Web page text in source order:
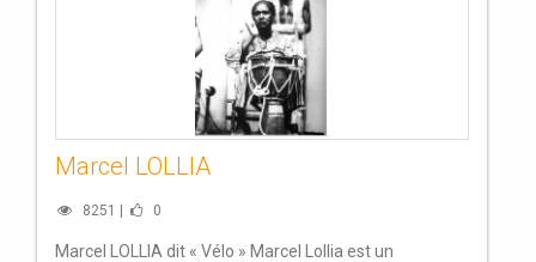
Marcel LOLLIA
8251 | 0
Marcel LOLLIA dit « Vélo » Marcel Lollia est un